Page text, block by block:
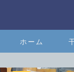
ホーム